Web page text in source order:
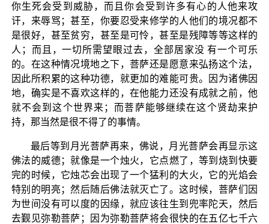
你生死会受到威胁，而且你会受到许多有心的人他来攻
讦，来辱骂；甚至，你要忍受来修学的人他们的境况都不
是很好，甚至贫穷，甚至是可怜，甚至是残障等等这样的
人；而且，一切所需望眼过去，全部居家没 有一个可乐
的。在这种情况境地之下，菩萨还是愿意来弘扬这个法，
因此所积累的这种功德，就更加的难能可贵。因为诸佛因
地，确实是不喜欢这样的，在他能力还没有成就之前，他
就不会到这个世界来；而菩萨能够继续在这个贤劫来护
持，那当然是很不得了的事情。
最后等到月光菩萨再来，佛说，月光菩萨会再显示这
佛法的威德；就像是一个烛火，它点燃了，等到烧到快要
完的时候，它烛芯会出现了一个猛利的大火，它的光焰会
特别的明亮；然后随后佛法就灭亡了。这时候，菩萨们因
为世间没有可以度的因缘，就应该往生到兜率陀天，然后
去觐见弥勒菩萨；因为弥勒菩萨将会很快的在五亿七千六